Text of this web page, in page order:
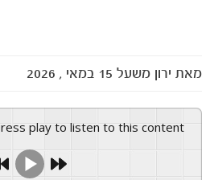
מאת ירון משעל 15 במאי , 2026
Press play to listen to this content